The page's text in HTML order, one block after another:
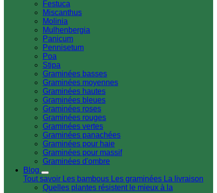
Festuca
Miscanthus
Molinia
Mulhenbergia
Panicum
Pennisetum
Poa
Stipa
Graminées basses
Graminées moyennes
Graminées hautes
Graminées bleues
Graminées roses
Graminées rouges
Graminées vertes
Graminées panachées
Graminées pour haie
Graminées pour massif
Graminées d'ombre
Blog
Tout savoir Les bambous Les graminées La livraison
Quelles plantes résistent le mieux à la